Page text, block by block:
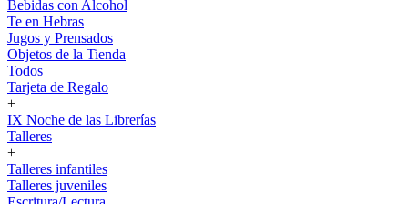
Bebidas con Alcohol
Te en Hebras
Jugos y Prensados
Objetos de la Tienda
Todos
Tarjeta de Regalo
+
IX Noche de las Librerías
Talleres
+
Talleres infantiles
Talleres juveniles